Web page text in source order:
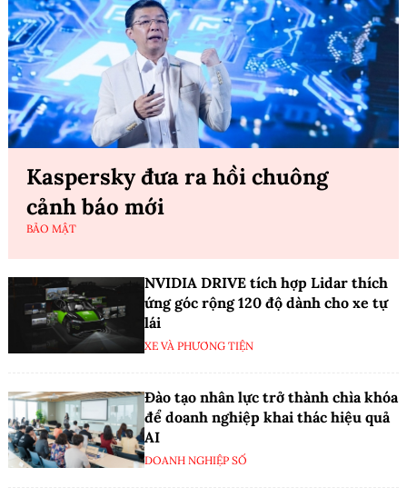
Kaspersky đưa ra hồi chuông
cảnh báo mới
BẢO MẬT
NVIDIA DRIVE tích hợp Lidar thích
ứng góc rộng 120 độ dành cho xe tự
lái
XE VÀ PHƯƠNG TIỆN
Đào tạo nhân lực trở thành chìa khóa
để doanh nghiệp khai thác hiệu quả
AI
DOANH NGHIỆP SỐ